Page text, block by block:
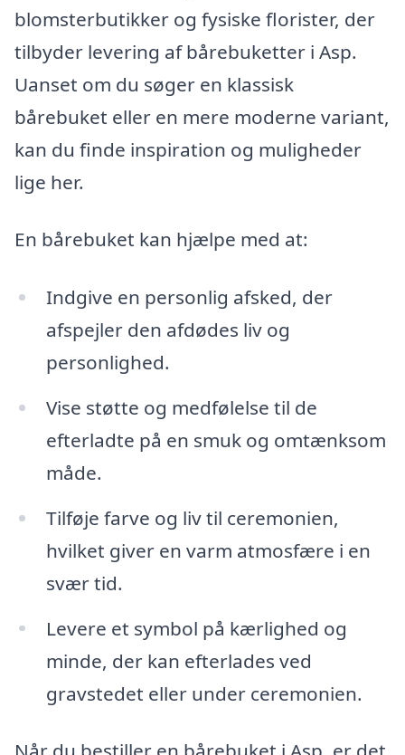
blomsterbutikker og fysiske florister, der
tilbyder levering af bårebuketter i Asp.
Uanset om du søger en klassisk
bårebuket eller en mere moderne variant,
kan du finde inspiration og muligheder
lige her.
En bårebuket kan hjælpe med at:
Indgive en personlig afsked, der
afspejler den afdødes liv og
personlighed.
Vise støtte og medfølelse til de
efterladte på en smuk og omtænksom
måde.
Tilføje farve og liv til ceremonien,
hvilket giver en varm atmosfære i en
svær tid.
Levere et symbol på kærlighed og
minde, der kan efterlades ved
gravstedet eller under ceremonien.